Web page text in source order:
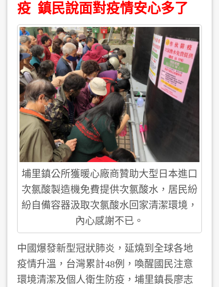
疫 鎮民說面對疫情安心多了
埔里鎮公所獲暖心廠商贊助大型日本進口
次氯酸製造機免費提供次氯酸水，居民紛
紛自備容器汲取次氯酸水回家清潔環境，
內心感謝不已。
中國爆發新型冠狀肺炎，延燒到全球各地
疫情升溫，台灣累計48例，喚醒國民注意
環境清潔及個人衛生防疫，埔里鎮長廖志